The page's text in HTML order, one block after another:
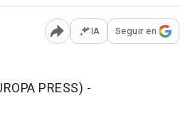
Abrir opciones para
IA Seguir en
PRESS) -